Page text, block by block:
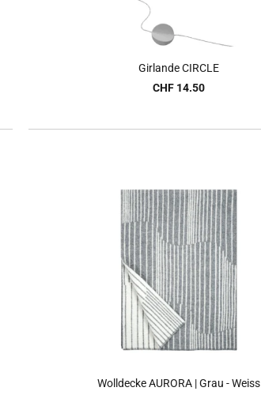
Girlande CIRCLE
CHF 14.50
Wolldecke AURORA | Grau - Weiss